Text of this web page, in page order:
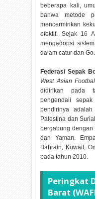
beberapa kali,
bahwa metode
mencerminkan
efektif. Sejak 16
mengadopsi
dalam catur dan Go.
Federasi Sepak
West Asian
didirikan pada
pengendali
pendirinya
Palestina dan
bergabung dengan
dan Yaman.
Bahrain, Kuwait,
pada tahun 2010.
Peringkat
Barat